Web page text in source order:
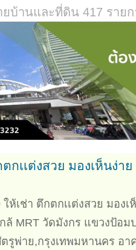
บ้านและที่ดิน 417 ราย
ตกเเต่งสวย มองเห็นง่
ให้เช่า ตึกตกเเต่งสวย มอ
ล้ MRT วัดมังกร แขวงป้อม
รูพ่าย,กรุงเทพมหานคร อ